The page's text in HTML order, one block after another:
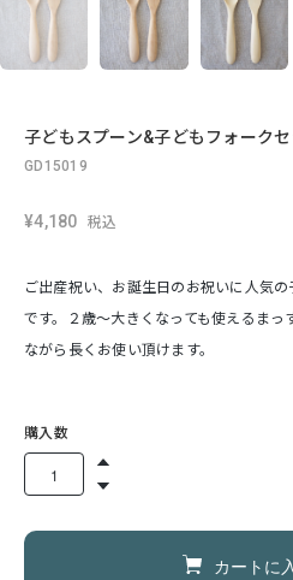
子どもスプーン&子どもフォークセ
GD15019
¥4,180 税込
ご出産祝い、お誕生日のお祝いに人気
です。２歳～大きくなっても使えるま
ながら長くお使い頂けます。
購入数
カートに